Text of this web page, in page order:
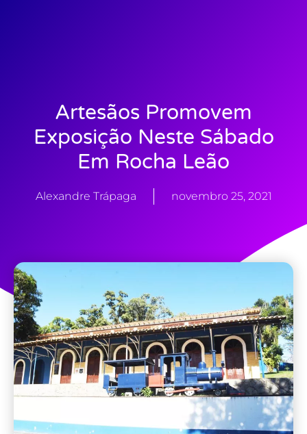
Artesãos Promovem
Exposição Neste Sábado
Em Rocha Leão
Alexandre Trápaga novembro 25, 2021